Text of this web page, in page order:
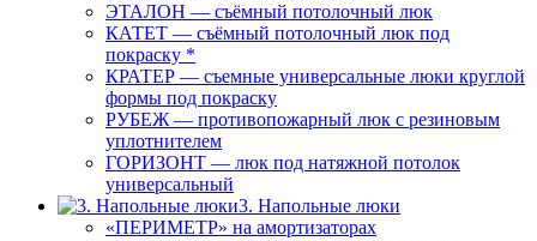
ЭТАЛОН — съёмный потолочный люк
КАТЕТ — съёмный потолочный люк под
покраску *
КРАТЕР — съемные универсальные люки круглой
формы под покраску
РУБЕЖ — противопожарный люк с резиновым
уплотнителем
ГОРИЗОНТ — люк под натяжной потолок
универсальный
3. Напольные люки
«ПЕРИМЕТР» на амортизаторах